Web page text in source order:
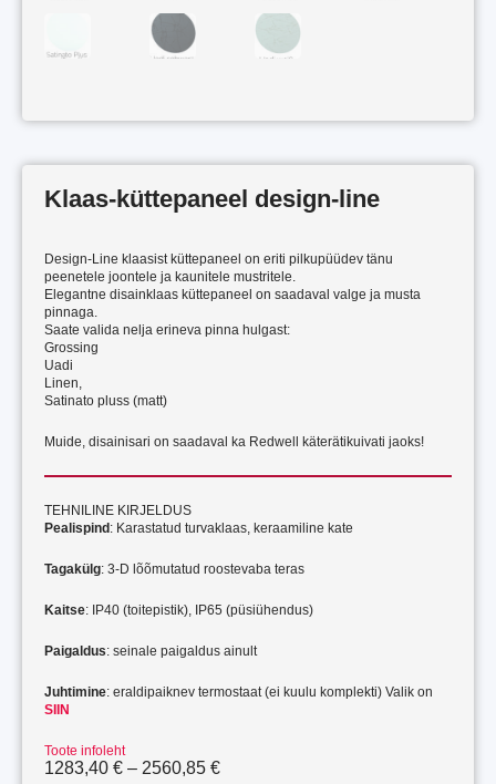
Klaas-küttepaneel design-line
Design-Line klaasist küttepaneel on eriti pilkupüüdev tänu
peenetele joontele ja kaunitele mustritele.
Elegantne disainklaas küttepaneel on saadaval valge ja musta
pinnaga.
Saate valida nelja erineva pinna hulgast:
Grossing
Uadi
Linen,
Satinato pluss (matt)
Muide, disainisari on saadaval ka Redwell käterätikuivati ​​jaoks!
TEHNILINE KIRJELDUS
Pealispind : Karastatud turvaklaas, keraamiline kate
Tagakülg: 3-D lõõmutatud roostevaba teras
Kaitse: IP40 (toitepistik), IP65 (püsiühendus)
Paigaldus: seinale paigaldus ainult
Juhtimine: eraldipaiknev termostaat (ei kuulu komplekti) Valik on
SIIN
Toote infoleht
1283,40 € – 2560,85 €Price